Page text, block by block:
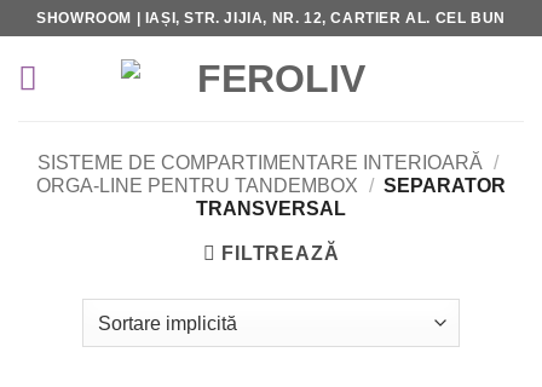
Skip
content
SHOWROOM | IAȘI, STR. JIJIA, NR. 12, CARTIER AL. CEL BUN
SISTEME DE COMPARTIMENTARE INTERIOARĂ /
ORGA-LINE PENTRU TANDEMBOX / SEPARATOR
TRANSVERSAL
FILTREAZĂ